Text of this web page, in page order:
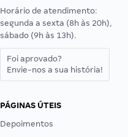
Horário de atendimento:
segunda a sexta (8h às 20h),
sábado (9h às 13h).
Foi aprovado?
Envie-nos a sua história!
PÁGINAS ÚTEIS
Depoimentos